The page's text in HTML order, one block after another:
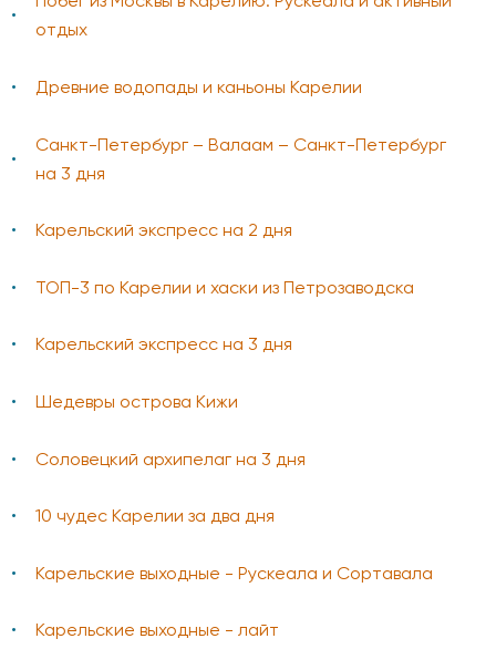
отдых
Древние водопады и каньоны Карелии
Санкт-Петербург – Валаам – Санкт-Петербург
на 3 дня
Карельский экспресс на 2 дня
ТОП-3 по Карелии и хаски из Петрозаводска
Карельский экспресс на 3 дня
Шедевры острова Кижи
Соловецкий архипелаг на 3 дня
10 чудес Карелии за два дня
Карельские выходные - Рускеала и Сортавала
Карельские выходные - лайт